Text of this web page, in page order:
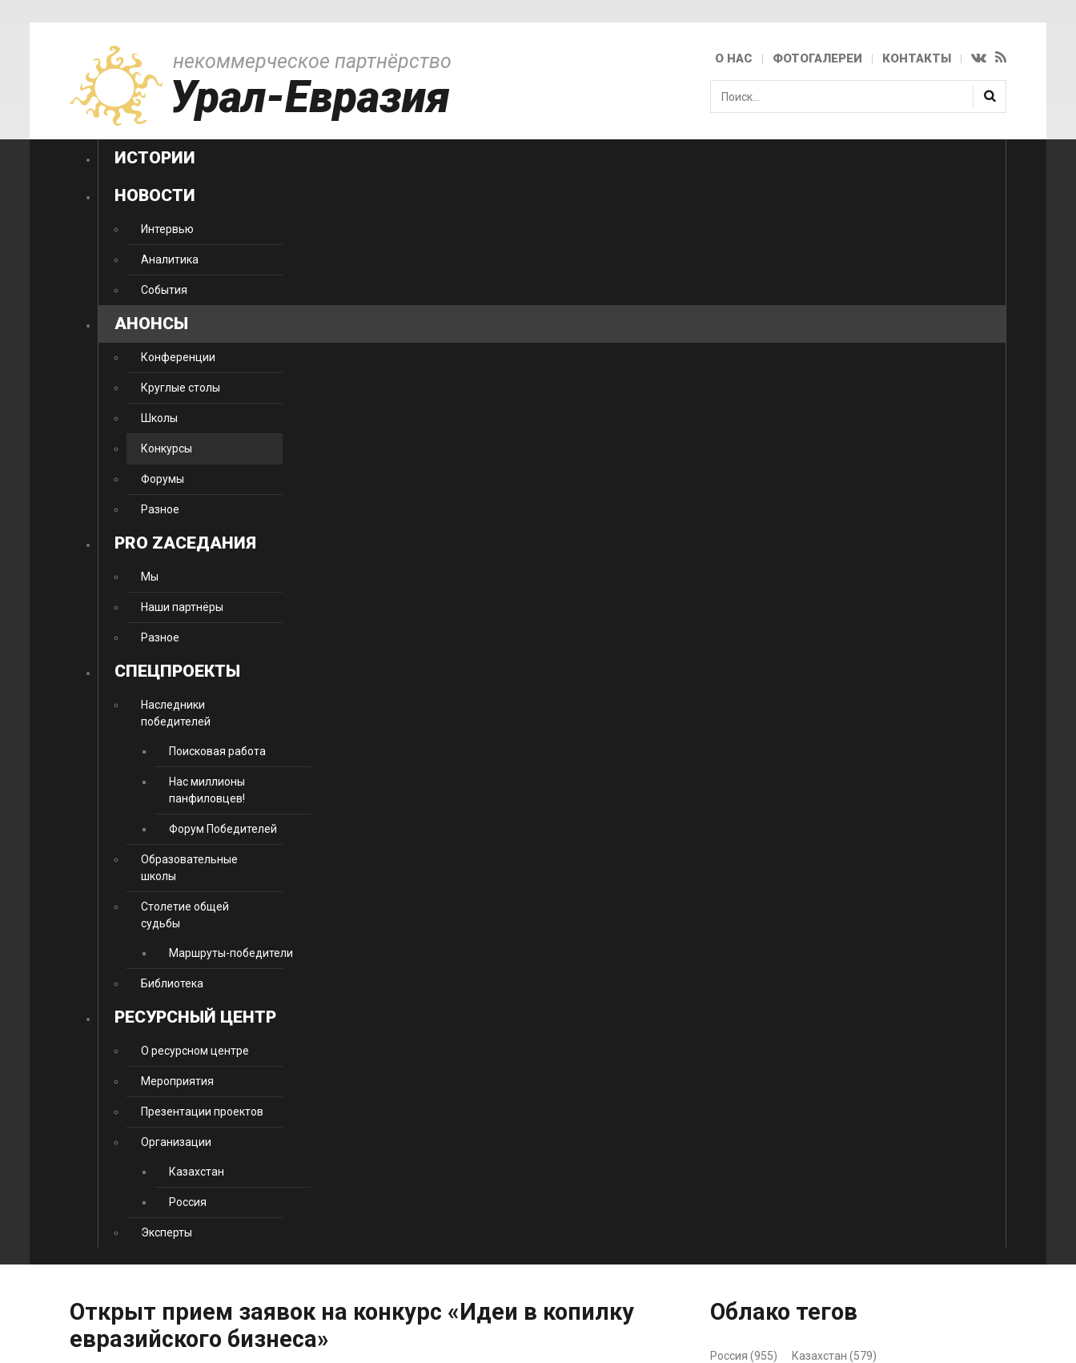
некоммерческое партнёрство
Урал-Евразия
О НАС ФОТОГАЛЕРЕИ КОНТАКТЫ
Искать...
ИСТОРИИ
НОВОСТИ
Интервью
Аналитика
События
АНОНСЫ
Конференции
Круглые столы
Школы
Конкурсы
Форумы
Разное
PRO ZАСЕДАНИЯ
Мы
Наши партнёры
Разное
CПЕЦПРОЕКТЫ
Наследники
победителей
Поисковая работа
Нас миллионы
панфиловцев!
Форум Победителей
Образовательные
школы
Столетие общей
судьбы
Маршруты-победители
Библиотека
РЕСУРСНЫЙ ЦЕНТР
О ресурсном центре
Мероприятия
Презентации проектов
Организации
Казахстан
Россия
Эксперты
Открыт прием заявок на конкурс «Идеи в копилку
евразийского бизнеса»
Облако тегов
Россия (955)
Казахстан (579)